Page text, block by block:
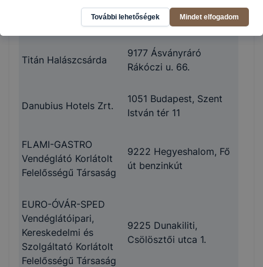
Kereskedelmi és
Vendéglátó KFT.
Zsilinszky u. 54.
Titán Halászcsárda
9177 Ásványráró
Rákóczi u. 66.
Danubius Hotels Zrt.
1051 Budapest, Szent
István tér 11
FLAMI-GASTRO
Vendéglátó Korlátolt
Felelősségű Társaság
9222 Hegyeshalom, Fő
út benzinkút
EURO-ÓVÁR-SPED
Vendéglátóipari,
Kereskedelmi és
Szolgáltató Korlátolt
Felelősségű Társaság
9225 Dunakiliti,
Csölösztői utca 1.
További lehetőségek Mindet elfogadom